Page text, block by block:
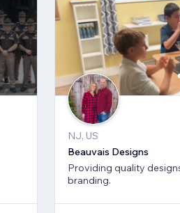
NJ, US
Beauvais Designs
Providing quality
branding.